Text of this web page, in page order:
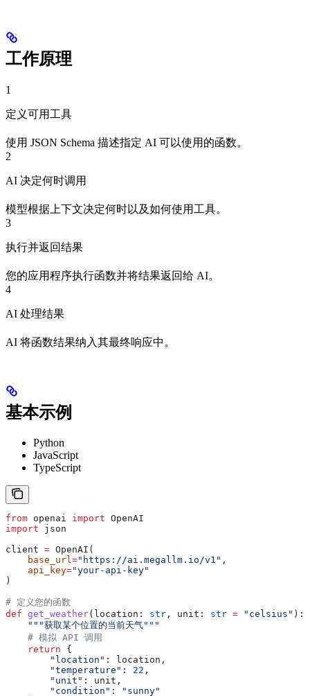
工作原理
1
定义可用工具
使用 JSON Schema 描述指定 AI 可以使用的函数。
2
AI 决定何时调用
模型根据上下文决定何时以及如何使用工具。
3
执行并返回结果
您的应用程序执行函数并将结果返回给 AI。
4
AI 处理结果
AI 将函数结果纳入其最终响应中。
基本示例
Python
JavaScript
TypeScript
from openai import OpenAI
import json
client = OpenAI(
    base_url
="https://ai.megallm.io/v1" ,
    api_key
="your-api-key"
)
# 定义您的函数
def get_weather( location : str , unit : str = "celsius" ):
    """获取某个位置的当前天气"""
    # 模拟 API 调用
    return
{
        "location"
: location,
        "temperature"
: 22 ,
        "unit"
: unit,
        "condition"
:
"sunny"